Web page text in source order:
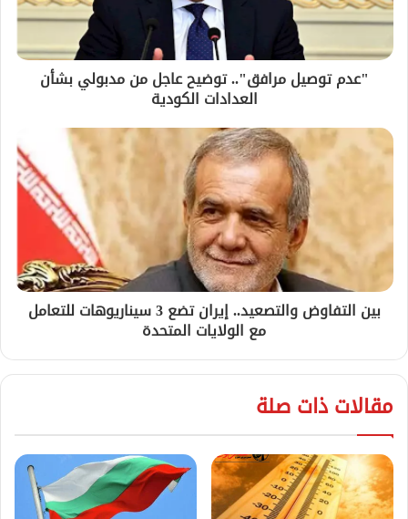
"عدم توصيل مرافق".. توضيح عاجل من مدبولي بشأن
العدادات الكودية
بين التفاوض والتصعيد.. إيران تضع 3 سيناريوهات للتعامل
مع الولايات المتحدة
مقالات ذات صلة